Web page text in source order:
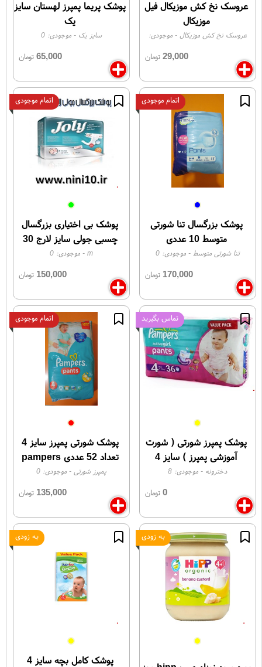
عروسک نخ کش موزیکال فیل
موزیکال
عروسک نخ کش موزیکال - موجودی:
29,000 تومان
پوشک پریما پمپرز لهستان سایز
یک
سایز یک - موجودی:0
65,000تومان
پوشک بزرگسال تنا شورتی
متوسط 10 عددی
تنا شورتی متوسط - موجودی:0
170,000 تومان
اتمام موجودی
پوشک بی اختیاری بزرگسال
چسبی جولی سایز لارج 30
عددی
m - موجودی:0
150,000 تومان
اتمام موجودی
پوشک پمپرز شورتی ( شورت
آموزشی پمپرز ) سایز 4
دخترونهدخترونه - موجودی:8
0 تومان
تماس بگیرید
پوشک شورتی پمپرز سایز 4
تعداد 52 عددی pampers
easy upپمپرز شورتی- موجودی:0
135,000 تومان
اتمام موجودی
به زودی
پوشک کامل بچه سایز 4
به زودی